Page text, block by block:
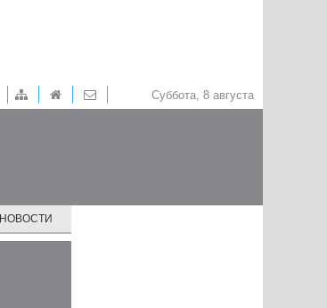
Суббота, 8 августа
НОВОСТИ